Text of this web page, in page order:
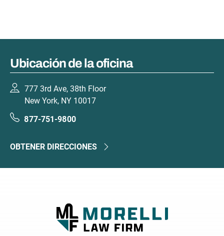
Ubicación de la oficina
777 3rd Ave, 38th Floor
New York, NY 10017
877-751-9800
OBTENER DIRECCIONES